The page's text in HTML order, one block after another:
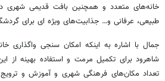
خانه‌های متعدد و همچنین بافت قدیمی شهری
طبیعی، عرفانی و… جذابیت‌های ویژه ای برای
جمال با اشاره به اینکه امکان سنجی واگذاری
شاهرود برای تکمیل مرمت و استفاده بهینه از
تعداد مکان‌های فرهنگی شهری و آموزش و